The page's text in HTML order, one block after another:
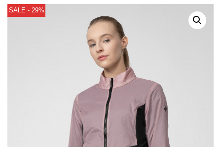
SALE - 29%